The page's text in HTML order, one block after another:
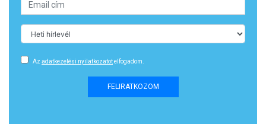
Az adatkezelési nyilatkozatotelfogadom.
FELIRATKOZOM